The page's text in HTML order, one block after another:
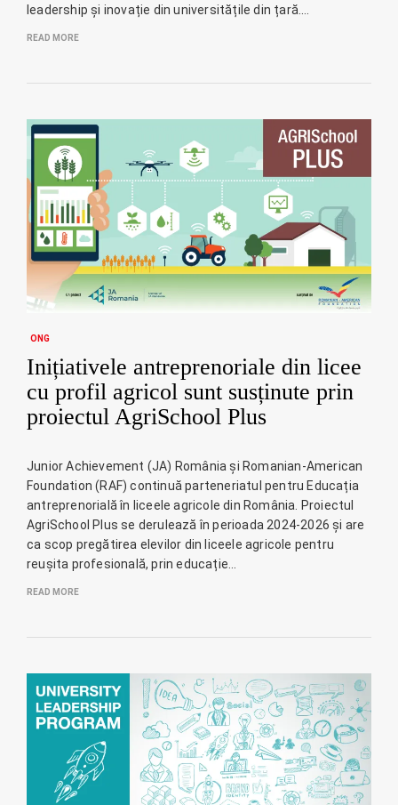
leadership și inovație din universitățile din țară.…
READ MORE
ONG
Inițiativele antreprenoriale din licee
cu profil agricol sunt susținute prin
proiectul AgriSchool Plus
Junior Achievement (JA) România și Romanian-American
Foundation (RAF) continuă parteneriatul pentru Educația
antreprenorială în liceele agricole din România. Proiectul
AgriSchool Plus se derulează în perioada 2024-2026 și are
ca scop pregătirea elevilor din liceele agricole pentru
reușita profesională, prin educație…
READ MORE